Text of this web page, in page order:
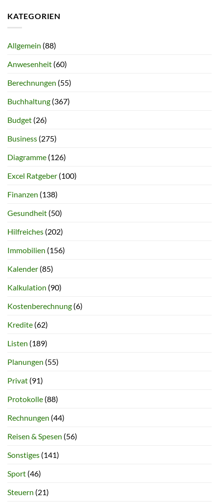
KATEGORIEN
Allgemein (88)
Anwesenheit (60)
Berechnungen (55)
Buchhaltung (367)
Budget (26)
Business (275)
Diagramme (126)
Excel Ratgeber (100)
Finanzen (138)
Gesundheit (50)
Hilfreiches (202)
Immobilien (156)
Kalender (85)
Kalkulation (90)
Kostenberechnung (6)
Kredite (62)
Listen (189)
Planungen (55)
Privat (91)
Protokolle (88)
Rechnungen (44)
Reisen & Spesen (56)
Sonstiges (141)
Sport (46)
Steuern (21)